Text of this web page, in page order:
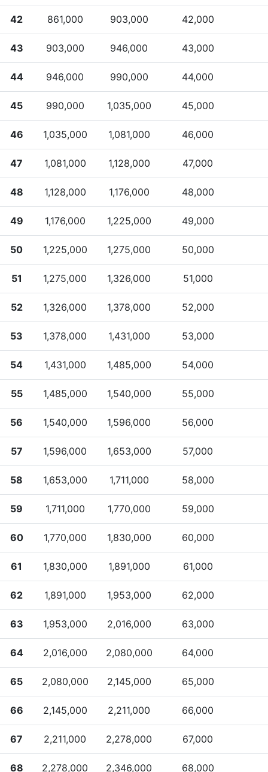
42 861,000 903,000 42,000
43 903,000 946,000 43,000
44 946,000 990,000 44,000
45 990,000 1,035,000 45,000
46 1,035,000 1,081,000 46,000
47 1,081,000 1,128,000 47,000
48 1,128,000 1,176,000 48,000
49 1,176,000 1,225,000 49,000
50 1,225,000 1,275,000 50,000
51 1,275,000 1,326,000 51,000
52 1,326,000 1,378,000 52,000
53 1,378,000 1,431,000 53,000
54 1,431,000 1,485,000 54,000
55 1,485,000 1,540,000 55,000
56 1,540,000 1,596,000 56,000
57 1,596,000 1,653,000 57,000
58 1,653,000 1,711,000 58,000
59 1,711,000 1,770,000 59,000
60 1,770,000 1,830,000 60,000
61 1,830,000 1,891,000 61,000
62 1,891,000 1,953,000 62,000
63 1,953,000 2,016,000 63,000
64 2,016,000 2,080,000 64,000
65 2,080,000 2,145,000 65,000
66 2,145,000 2,211,000 66,000
67 2,211,000 2,278,000 67,000
68 2,278,000 2,346,000 68,000